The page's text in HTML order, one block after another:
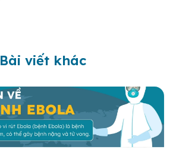
Bài viết khác